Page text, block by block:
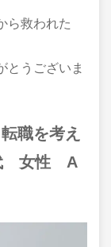
ら救われた
とうございま
職を考え
代 女性 A